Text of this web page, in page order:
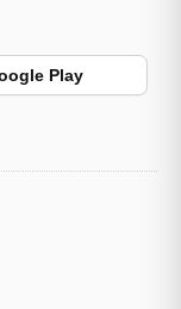
Play